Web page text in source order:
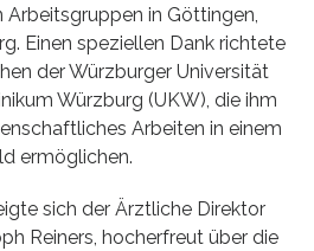
Arbeitsgruppen in Göttingen,
Einen speziellen Dank richtete
der Würzburger Universität
Würzburg (UKW), die ihm
Arbeiten in einem
ermöglichen.
sich der Ärztliche Direktor
Reiners, hocherfreut über die